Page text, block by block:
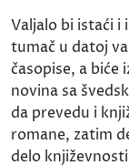
Valjalo bi istaći i
tumač u datoj
časopise, a biće
novina sa
da prevedu i
romane, zatim
delo